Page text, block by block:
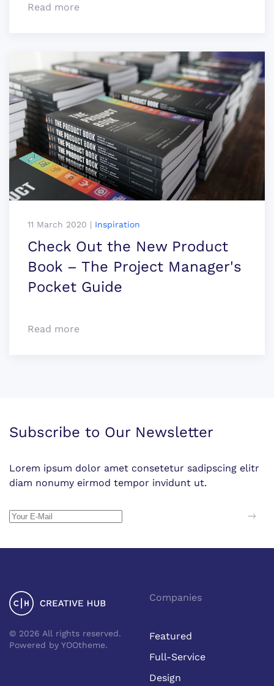
Read more
11 March 2020 | Inspiration
Check Out the New Product
Book – The Project Manager's
Pocket Guide
Read more
Subscribe to Our Newsletter
Lorem ipsum dolor amet consetetur sadipscing elitr
diam nonumy eirmod tempor invidunt ut.
© 2026 All rights reserved.
Powered by YOOtheme.
Companies
Featured
Full-Service
Design